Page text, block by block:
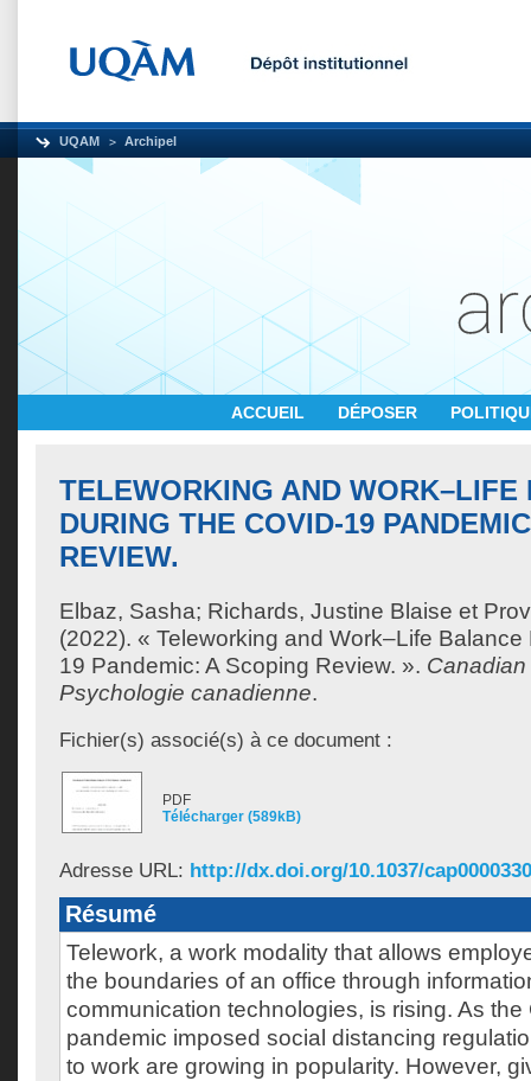
UQAM Archipel
ACCUEIL DÉPOSER
TELEWORKING AND WORK–LIFE
DURING THE COVID-19
REVIEW.
Elbaz, Sasha; Richards, Justine Blaise et
(2022). « Teleworking and Work–Life Balance
19 Pandemic: A Scoping Review. ».
Psychologie canadienne.
Fichier(s) associé(s) à ce document :
PDF
Télécharger (589kB)
Adresse URL: http://dx.doi.org/10.1037/cap0000330
Résumé
Telework, a work modality that allows
the boundaries of an office through
communication technologies, is rising. As the
pandemic imposed social distancing
to work are growing in popularity. However,